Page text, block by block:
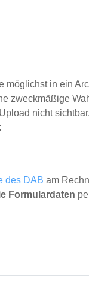
möglichst in ein
zweckmäßige
nicht
des DAB am
Formulardaten